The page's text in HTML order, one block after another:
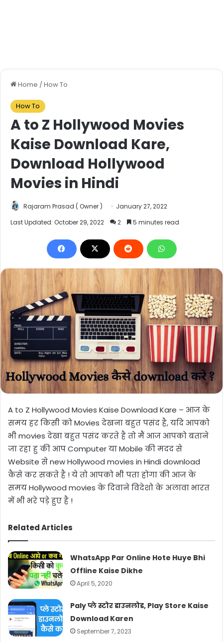
Home / How To
How To
A to Z Hollywood Movies
Kaise Download Kare,
Download Hollywood
Movies in Hindi
Rajaram Prasad ( Owner )
January 27, 2022
Last Updated: October 29, 2022
2 5 minutes read
A to Z Hollywood Movies Kaise Download Kare – आज के
समय हर किसी कोMovies देखना बहुत पसंद है, यदि आपको
भीmovies देखा बहुत पसंद करते है तो मैं आज आपको बताने
जा रहा हु की आपComputerयाMobile की मदद से
Website सेnew Hollywood movies in Hindi download
कैसे कर सकते है ! ये तो आपको भी पता होगा की आज के
समयHollywood movies के दिवाने विदेशो के अलावा भारत
में भी भरे पड़े हुए है !
Related Articles
WhatsApp Par Online Hote Huye Bhi
Offline Kaise Dikhe
April 5, 2020
Paly प्ले स्टोर डाउनलोड, Play Store Kaise
Download Karen
September 7, 2023